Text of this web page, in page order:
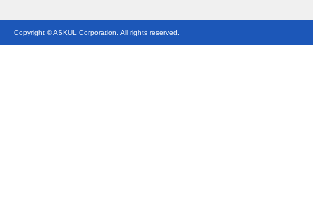
Copyright © ASKUL Corporation. All rights reserved.